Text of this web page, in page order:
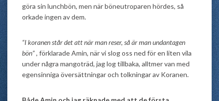
göra sin lunchbön, men när böneutroparen hördes, så
orkade ingen av dem.
“I koranen står det att när man reser, så är man undantagen
bön”, förklarade Amin, när vi slog oss ned för en liten vila
under några mangoträd, jag log tillbaka, alltmer van med
egensinniga översättningar och tolkningar av Koranen.